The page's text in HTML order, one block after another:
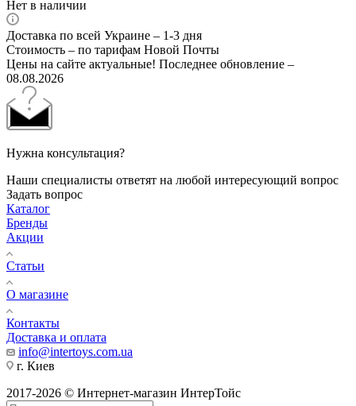
Нет в наличии
Доставка по всей Украине – 1-3 дня
Стоимость – по тарифам Новой Почты
Цены на сайте актуальные! Последнее обновление –
08.08.2026
Нужна консультация?
Наши специалисты ответят на любой интересующий вопрос
Задать вопрос
Каталог
Бренды
Акции
Статьи
О магазине
Контакты
Доставка и оплата
info@intertoys.com.ua
г. Киев
2017-2026 © Интернет-магазин ИнтерТойс